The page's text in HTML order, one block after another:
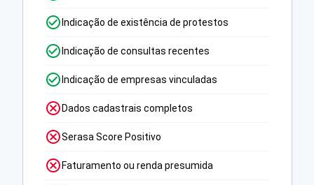
Indicação de existência de protestos
Indicação de consultas recentes
Indicação de empresas vinculadas
Dados cadastrais completos
Serasa Score Positivo
Faturamento ou renda presumida